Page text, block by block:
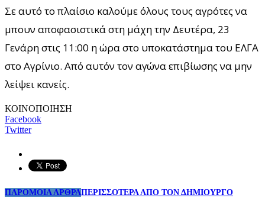
Σε αυτό το πλαίσιο καλούμε όλους τους αγρότες να
μπουν αποφασιστικά στη μάχη την Δευτέρα, 23
Γενάρη στις 11:00 η ώρα στο υποκατάστημα του ΕΛΓΑ
στο Αγρίνιο. Από αυτόν τον αγώνα επιβίωσης να μην
λείψει κανείς.
ΚΟΙΝΟΠΟΙΗΣΗ
Facebook
Twitter
ΠΑΡΟΜΟΙΑ ΑΡΘΡΑΠΕΡΙΣΣΟΤΕΡΑ ΑΠΟ ΤΟΝ ΔΗΜΙΟΥΡΓΟ